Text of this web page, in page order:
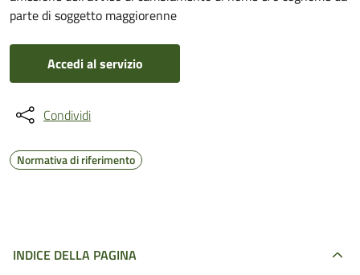
parte di soggetto maggiorenne
Accedi al servizio
Condividi
Normativa di riferimento
INDICE DELLA PAGINA